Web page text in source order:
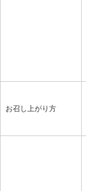
お召し上がり方